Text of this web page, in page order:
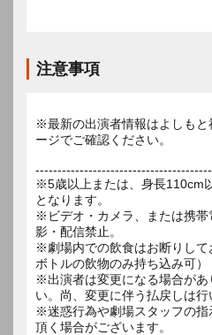
注意事項
※最新の出演者情報はよしも
ージでご確認ください。
※5歳以上または、身長110cm
となります。
※ビデオ・カメラ、または携
影・配信禁止。
※劇場内での飲食はお断りして
ボトルの飲物のみ持ち込み可）
※出演者は変更になる場合があ
い。尚、変更に伴う払戻しは行
※迷惑行為や劇場スタッフの
頂く場合がございます。